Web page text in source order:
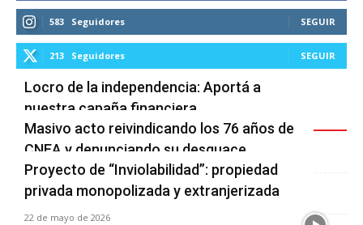
583 Seguidores SEGUIR
213 Seguidores SEGUIR
Últimas noticias
Locro de la independencia: Aportá a
nuestra capaña financiera
5 de julio de 2026
Masivo acto reivindicando los 76 años de
CNEA y denunciando su desguace
2 de junio de 2026
Proyecto de “Inviolabilidad”: propiedad
privada monopolizada y extranjerizada
22 de mayo de 2026